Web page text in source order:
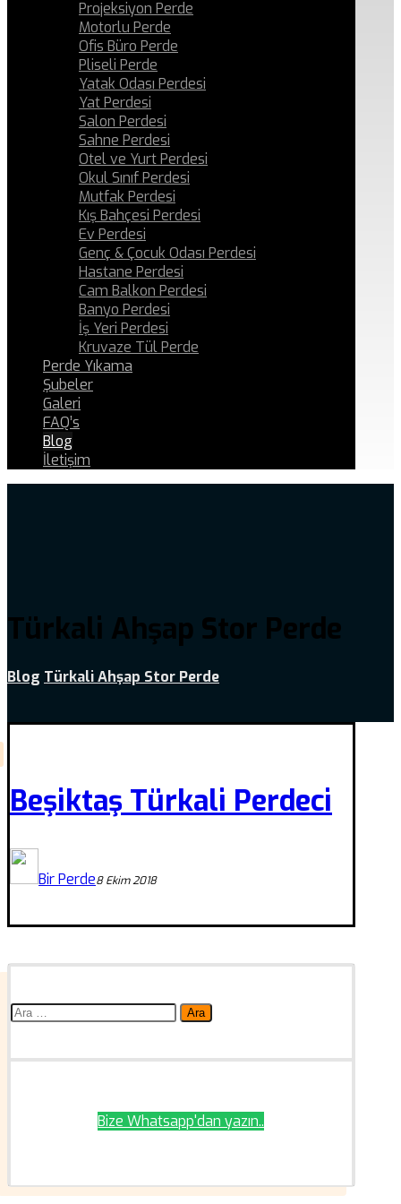
Projeksiyon Perde
Motorlu Perde
Ofis Büro Perde
Pliseli Perde
Yatak Odası Perdesi
Yat Perdesi
Salon Perdesi
Sahne Perdesi
Otel ve Yurt Perdesi
Okul Sınıf Perdesi
Mutfak Perdesi
Kış Bahçesi Perdesi
Ev Perdesi
Genç & Çocuk Odası Perdesi
Hastane Perdesi
Cam Balkon Perdesi
Banyo Perdesi
İş Yeri Perdesi
Kruvaze Tül Perde
Perde Yıkama
Şubeler
Galeri
FAQ’s
Blog
İletişim
Türkali Ahşap Stor Perde
Blog Türkali Ahşap Stor Perde
Beşiktaş Türkali Perdeci
Bir Perde8 Ekim 2018
Arama:
Bize Whatsapp'dan yazın..